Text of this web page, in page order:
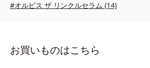
#オルビス ザ リンクルセラム (14)
お買いものはこちら